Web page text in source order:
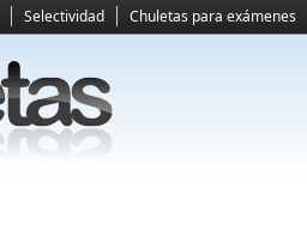
Selectividad Chuletas para exámenes